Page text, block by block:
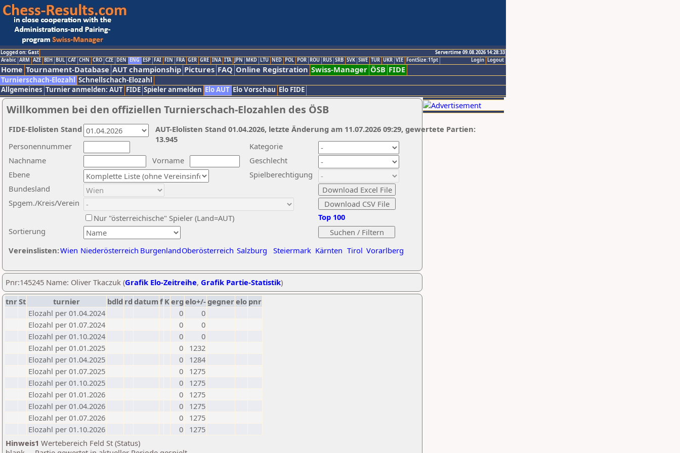
Logged on: Gast
Servertime 09.08.2026 14:28:33
Logout
Login
Arabic ARM AZE BIH BUL CAT CHN CRO CZE DEN ENG ESP FAI FIN FRA GER GRE INA ITA JPN MKD LTU NED POL POR ROU RUS SRB SVK SWE TUR UKR VIE FontSize:11pt
Home Tournament-Database AUT championship Pictures FAQ Online Registration Swiss-Manager ÖSB FIDE
Turnierschach-Elozahl Schnellschach-Elozahl
Allgemeines Turnier anmelden: AUT FIDE Spieler anmelden Elo AUT Elo Vorschau Elo FIDE
Willkommen bei den offiziellen Turnierschach-Elozahlen des ÖSB
Nachname
Vorname
Ebene
Kategorie
Sortierung
Personennummer
Bundesland
Spgem./Kreis/Verein
Geschlecht
Nur "österreichische" Spieler (Land=AUT)
Spielberechtigung
Vereinslisten:Wien Niederösterreich BurgenlandOberösterreich Salzburg Steiermark Kärnten Tirol Vorarlberg
Top 100
AUT-Elolisten Stand 01.04.2026, letzte Änderung am 11.07.2026 09:29, gewertete Partien:
13.945
FIDE-Elolisten Stand
Pnr:145245 Name: Oliver Tkaczuk (Grafik Elo-Zeitreihe, Grafik Partie-Statistik)
tnrSt turnier bdld rd datumf Kerg elo+/-gegnerelo pnr
Elozahl per 01.04.2024
0
0
Elozahl per 01.07.2024
0
0
Elozahl per 01.10.2024
0
0
Elozahl per 01.01.2025
0
1232
Elozahl per 01.04.2025
0
1284
Elozahl per 01.07.2025
0
1275
Elozahl per 01.10.2025
0
1275
Elozahl per 01.01.2026
0
1275
Elozahl per 01.04.2026
0
1275
Elozahl per 01.07.2026
0
1275
Elozahl per 01.10.2026
0
1275
Hinweis1 Wertebereich Feld St (Status)